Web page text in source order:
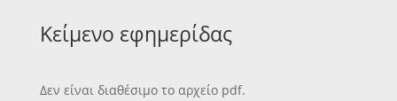
Κείμενο εφημερίδας
Δεν είναι διαθέσιμο το αρχείο pdf.